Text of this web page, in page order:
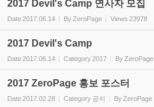
2017 Devil's Camp 연사자 모집
Date2017.06.14 By ZeroPage Views 23978
2017 Devil's Camp
Date2017.06.14 Category2017 By ZeroPage
2017 ZeroPage 홍보 포스터
Date2017.02.28 Category 공지 By ZeroPage